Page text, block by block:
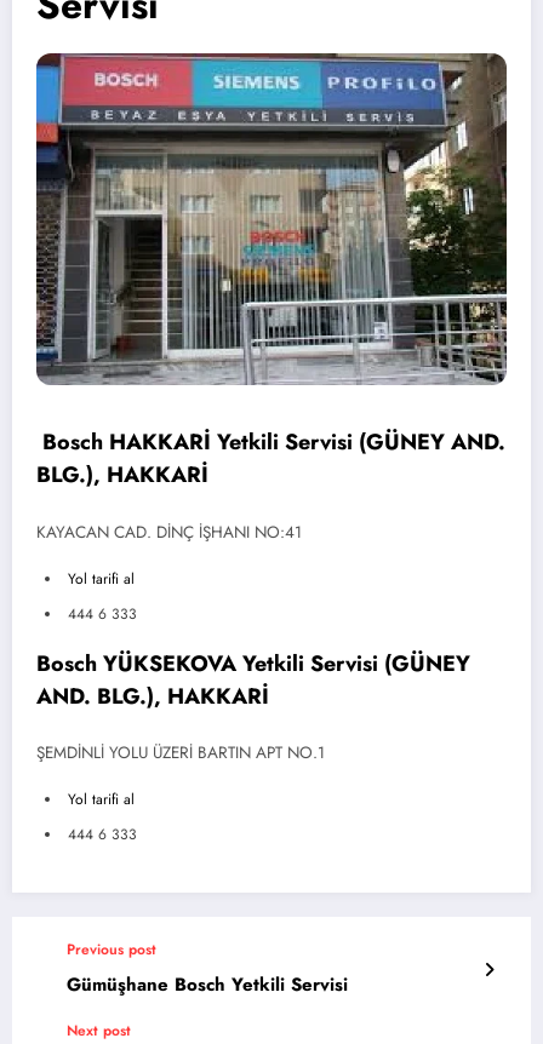
Bosch HAKKARİ Yetkili Servisi (GÜNEY AND.
BLG.), HAKKARİ
KAYACAN CAD. DİNÇ İŞHANI NO:41
Yol tarifi al
444 6 333
Bosch YÜKSEKOVA Yetkili Servisi (GÜNEY
AND. BLG.), HAKKARİ
ŞEMDİNLİ YOLU ÜZERİ BARTIN APT NO.1
Yol tarifi al
444 6 333
Previous post
Gümüşhane Bosch Yetkili Servisi
Next post